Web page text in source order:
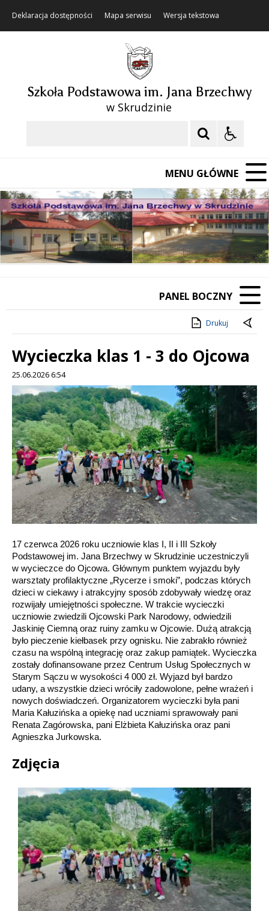
Deklaracja dostępności Mapa serwisu Wersja tekstowa
Szkoła Podstawowa im. Jana Brzechwy
w Skrudzinie
MENU GŁÓWNE
Poprzedni Element
Następny Element
❚❚
PANEL BOCZNY
Drukuj
Wycieczka klas 1 - 3 do Ojcowa
25.06.2026 6:54
17 czerwca 2026 roku uczniowie klas I, II i III Szkoły
Podstawowej im. Jana Brzechwy w Skrudzinie uczestniczyli
w wycieczce do Ojcowa. Głównym punktem wyjazdu były
warsztaty profilaktyczne „Rycerze i smoki”, podczas których
dzieci w ciekawy i atrakcyjny sposób zdobywały wiedzę oraz
rozwijały umiejętności społeczne. W trakcie wycieczki
uczniowie zwiedzili Ojcowski Park Narodowy, odwiedzili
Jaskinię Ciemną oraz ruiny zamku w Ojcowie. Dużą atrakcją
było pieczenie kiełbasek przy ognisku. Nie zabrakło również
czasu na wspólną integrację oraz zakup pamiątek. Wycieczka
zostały dofinansowane przez Centrum Usług Społecznych w
Starym Sączu w wysokości 4 000 zł. Wyjazd był bardzo
udany, a wszystkie dzieci wróciły zadowolone, pełne wrażeń i
nowych doświadczeń. Organizatorem wycieczki była pani
Maria Kałuzińska a opiekę nad uczniami sprawowały pani
Renata Zagórowska, pani Elżbieta Kałuzińska oraz pani
Agnieszka Jurkowska.
Zdjęcia